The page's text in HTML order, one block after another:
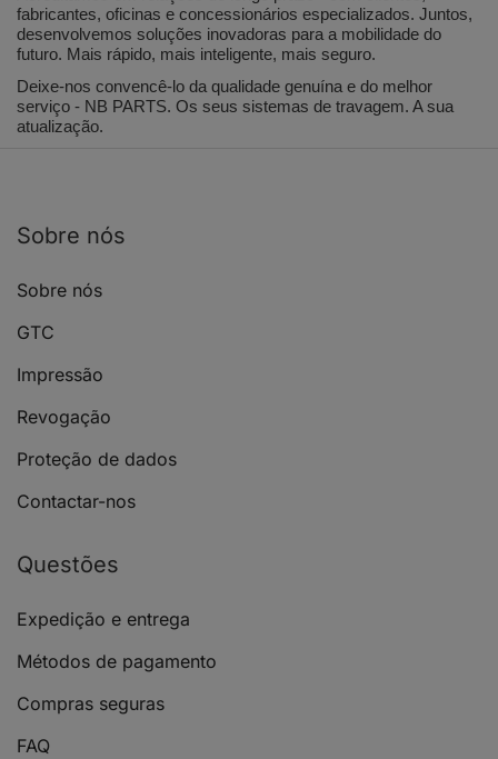
fabricantes, oficinas e concessionários especializados. Juntos,
desenvolvemos soluções inovadoras para a mobilidade do
futuro. Mais rápido, mais inteligente, mais seguro.
Deixe-nos convencê-lo da qualidade genuína e do melhor
serviço - NB PARTS. Os seus sistemas de travagem. A sua
atualização.
Sobre nós
Sobre nós
GTC
Impressão
Revogação
Proteção de dados
Contactar-nos
Questões
Expedição e entrega
Métodos de pagamento
Compras seguras
FAQ